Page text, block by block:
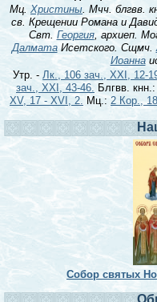
Мц. Христины. Мчч. блгвв.
св. Крещении Романа и
Свт. Георгия, архиеп.
ДалматаИсетского. Сщмч.
Иоанна
Утр. - Лк., 106 зач., XXI, 12-
зач., XXI, 43-46. Блгвв. кнн.:
XV, 17 - XVI, 2. Мц.: 2 Кор.,
Собор святых